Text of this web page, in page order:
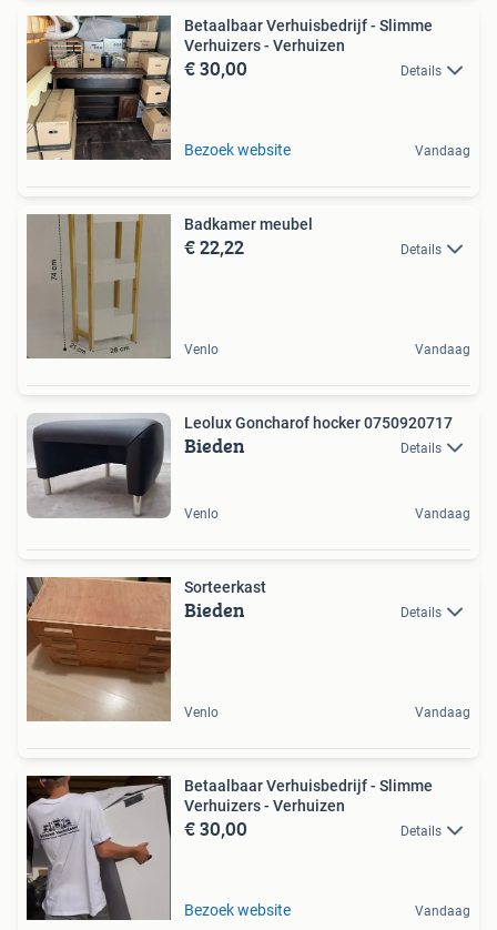
Betaalbaar Verhuisbedrijf - Slimme
Verhuizers - Verhuizen
€ 30,00 Details
Bezoek website Vandaag
Badkamer meubel
€ 22,22 Details
Venlo Vandaag
Leolux Goncharof hocker 0750920717
Bieden Details
Venlo Vandaag
Sorteerkast
Bieden Details
Venlo Vandaag
Betaalbaar Verhuisbedrijf - Slimme
Verhuizers - Verhuizen
€ 30,00 Details
Bezoek website Vandaag